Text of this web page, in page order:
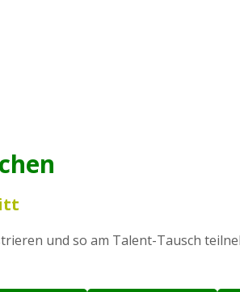
und so am Talent-Tausch